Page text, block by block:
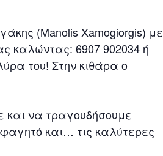
(Manolis Xamogiorgis) με
καλώντας: 6907 902034 ή
του! Στην κιθάρα ο
να τραγουδήσουμε
και… τις καλύτερες